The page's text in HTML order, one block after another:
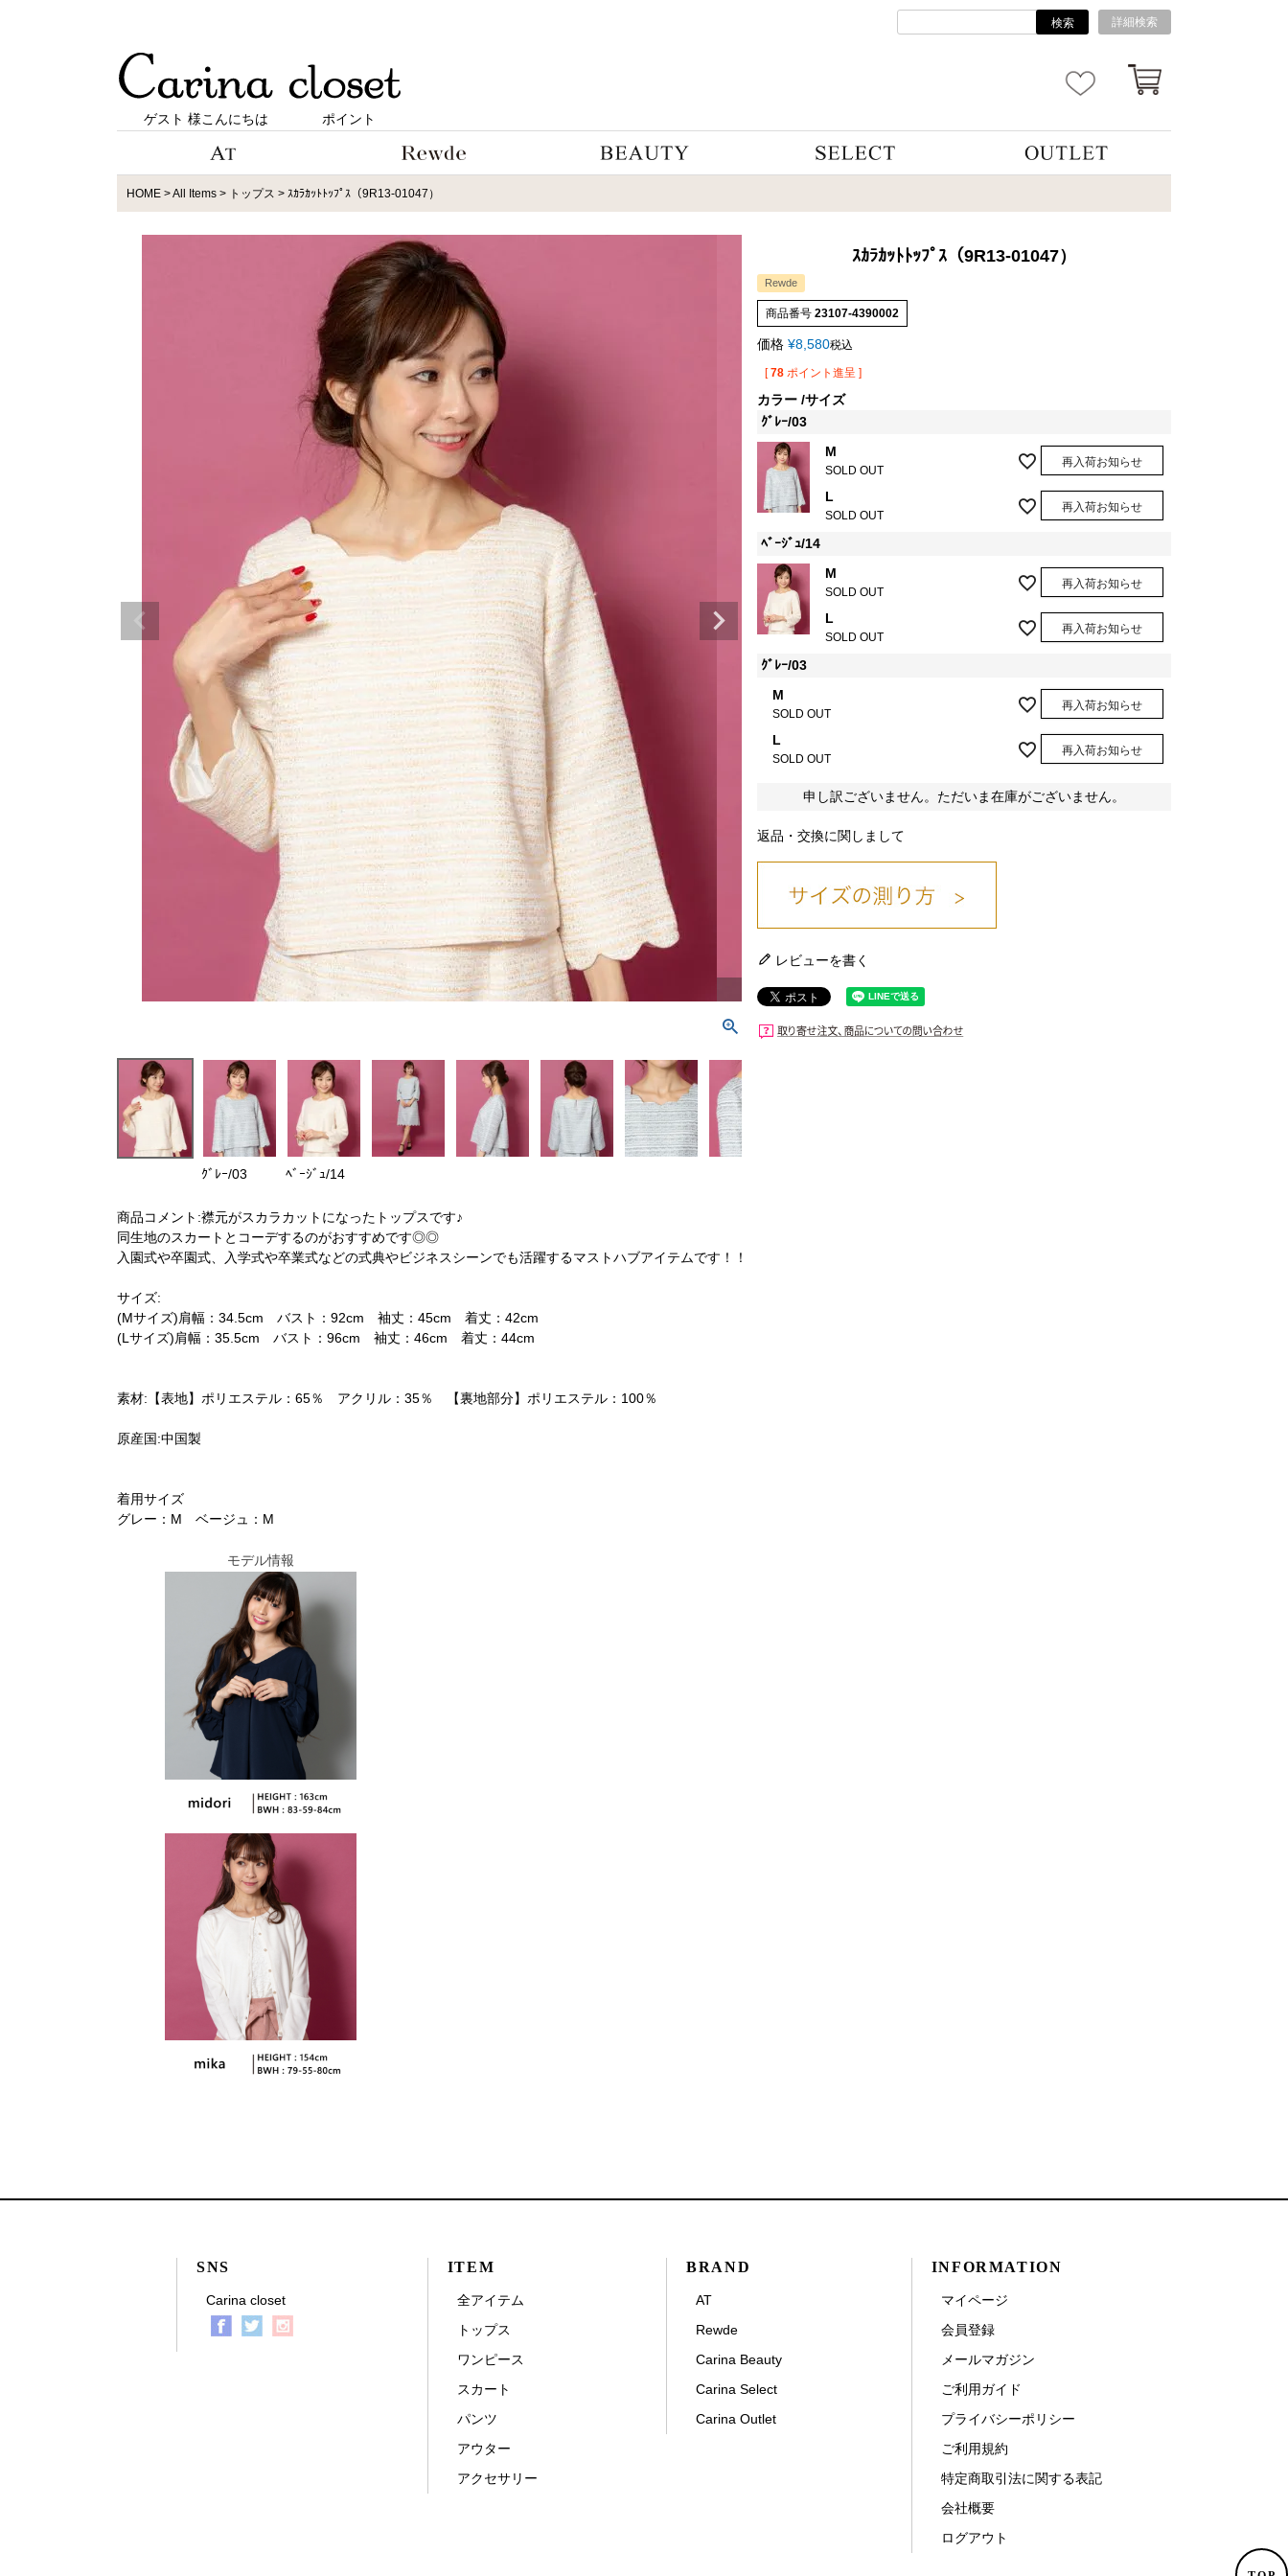
検索 詳細検索
ゲスト 様こんにちは ポイント
HOME All Items トップス ｽｶﾗｶｯﾄﾄｯﾌﾟｽ（9R13-01047）
ｸﾞﾚｰ/03 ﾍﾞｰｼﾞｭ/14
ｽｶﾗｶｯﾄﾄｯﾌﾟｽ（9R13-01047）
Rewde
商品番号 23107-4390002
価格 ¥8,580税込
[ 78 ポイント進呈 ]
カラー サイズ
ｸﾞﾚｰ/03
M
SOLD OUT
再入荷お知らせ
L
SOLD OUT
再入荷お知らせ
ﾍﾞｰｼﾞｭ/14
M
SOLD OUT
再入荷お知らせ
L
SOLD OUT
再入荷お知らせ
ｸﾞﾚｰ/03
M
SOLD OUT
再入荷お知らせ
L
SOLD OUT
再入荷お知らせ
申し訳ございません。ただいま在庫がございません。
返品・交換に関しまして
レビューを書く
商品コメント:襟元がスカラカットになったトップスです♪
同生地のスカートとコーデするのがおすすめです◎◎
入園式や卒園式、入学式や卒業式などの式典やビジネスシーンでも活躍するマストハブアイテムです！！
サイズ:
(Mサイズ)肩幅：34.5cm バスト：92cm 袖丈：45cm 着丈：42cm
(Lサイズ)肩幅：35.5cm バスト：96cm 袖丈：46cm 着丈：44cm
素材:【表地】ポリエステル：65％ アクリル：35％ 【裏地部分】ポリエステル：100％
原産国:中国製
着用サイズ
グレー：M ベージュ：M
モデル情報
SNS
Carina closet
ITEM
全アイテム
トップス
ワンピース
スカート
パンツ
アウター
アクセサリー
BRAND
AT
Rewde
Carina Beauty
Carina Select
Carina Outlet
INFORMATION
マイページ
会員登録
メールマガジン
ご利用ガイド
プライバシーポリシー
ご利用規約
特定商取引法に関する表記
会社概要
ログアウト